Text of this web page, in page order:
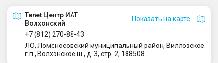
Tenet Центр ИАТ
Волхонский
Показать на карте
+7 (812) 270-88-43
ЛО, Ломоносовский муниципальный район, Виллозское
г.п., Волхонское ш., д. 3, стр. 2, 188508